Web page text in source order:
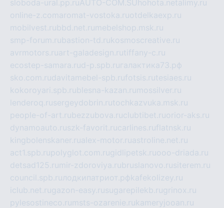
sloboda-ural.pp.ruAUTO-COM.SU hohota.net alimy.ru
online-z.comaromat-vostoka.ruotdelkaexp.ru
mobilvest.rubbd.net.ru mebelshop.msk.ru
smp-forum.rubastion-td.rukosmoscreative.ru
avrmotors.ruart-galadesign.rutiffany-c.ru
ecostep-samara.rud-p.spb.ru галактика73.рф
sko.com.rudavitamebel-spb.rufotsis.rutesiaes.ru
kokoroyari.spb.rublesna-kazan.ru mossilver.ru
lenderoq.rusergeydobrin.rutochkazvuka.msk.ru
people-of-art.rubezzubova.ruclubtibet.ruorior-aks.ru
dynamoauto.ruszk-favorit.rucarlines.ruflatnsk.ru
kingbolenskaner.rualex-motor.ruastroline.net.ru
act1.spb.rupolyglot.com.rugidlipetsk.ruooo-driada.ru
detsad125.ru mir-zdoroviya.rubruslanovo.rusiterem.ru
council.spb.ruлодкипатриот.рфkafekolizey.ru
iclub.net.rugazon-easy.rusugarepilekb.rugrinox.ru
pylesostineco.ru msts-ozarenie.rukameryjooan.ru